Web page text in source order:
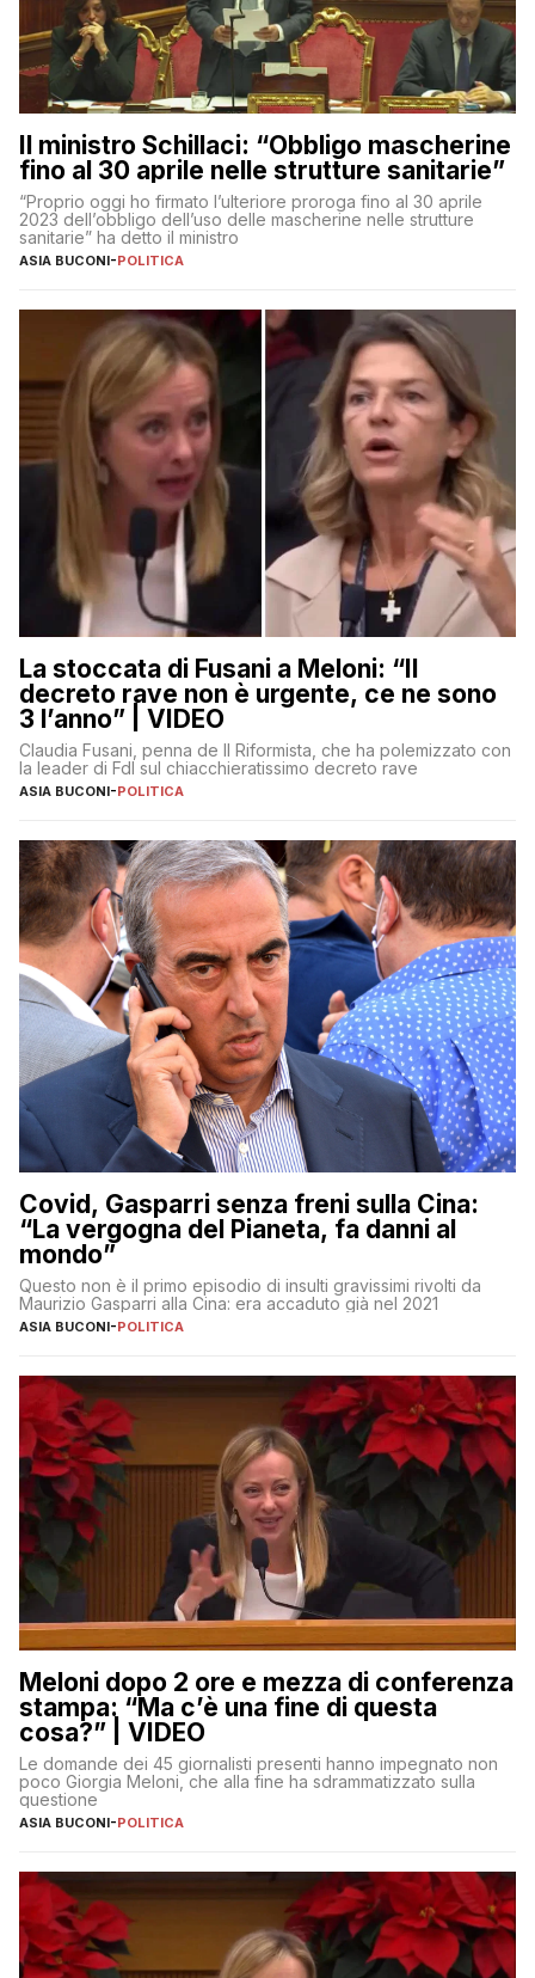
Il ministro Schillaci: “Obbligo mascherine
fino al 30 aprile nelle strutture sanitarie”
“Proprio oggi ho firmato l’ulteriore proroga fino al 30 aprile
2023 dell’obbligo dell’uso delle mascherine nelle strutture
sanitarie” ha detto il ministro
ASIA BUCONI-POLITICA
La stoccata di Fusani a Meloni: “Il
decreto rave non è urgente, ce ne sono
3 l’anno” | VIDEO
Claudia Fusani, penna de Il Riformista, che ha polemizzato con
la leader di FdI sul chiacchieratissimo decreto rave
ASIA BUCONI-POLITICA
Covid, Gasparri senza freni sulla Cina:
“La vergogna del Pianeta, fa danni al
mondo”
Questo non è il primo episodio di insulti gravissimi rivolti da
Maurizio Gasparri alla Cina: era accaduto già nel 2021
ASIA BUCONI-POLITICA
Meloni dopo 2 ore e mezza di conferenza
stampa: “Ma c’è una fine di questa
cosa?” | VIDEO
Le domande dei 45 giornalisti presenti hanno impegnato non
poco Giorgia Meloni, che alla fine ha sdrammatizzato sulla
questione
ASIA BUCONI-POLITICA